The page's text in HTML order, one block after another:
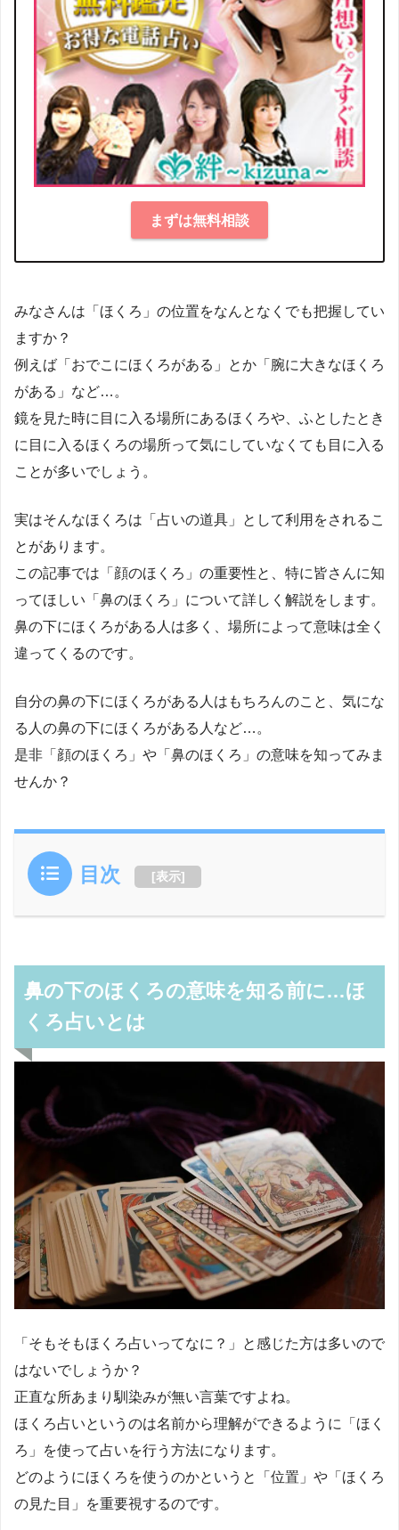
まずは無料相談
みなさんは「ほくろ」の位置をなんとなくでも把握してい
ますか？
例えば「おでこにほくろがある」とか「腕に大きなほくろ
がある」など…。
鏡を見た時に目に入る場所にあるほくろや、ふとしたとき
に目に入るほくろの場所って気にしていなくても目に入る
ことが多いでしょう。
実はそんなほくろは「占いの道具」として利用をされるこ
とがあります。
この記事では「顔のほくろ」の重要性と、特に皆さんに知
ってほしい「鼻のほくろ」について詳しく解説をします。
鼻の下にほくろがある人は多く、場所によって意味は全く
違ってくるのです。
自分の鼻の下にほくろがある人はもちろんのこと、気にな
る人の鼻の下にほくろがある人など…。
是非「顔のほくろ」や「鼻のほくろ」の意味を知ってみま
せんか？
目次 [表示]
鼻の下のほくろの意味を知る前に…ほ
くろ占いとは
「そもそもほくろ占いってなに？」と感じた方は多いので
はないでしょうか？
正直な所あまり馴染みが無い言葉ですよね。
ほくろ占いというのは名前から理解ができるように「ほく
ろ」を使って占いを行う方法になります。
どのようにほくろを使うのかというと「位置」や「ほくろ
の見た目」を重要視するのです。